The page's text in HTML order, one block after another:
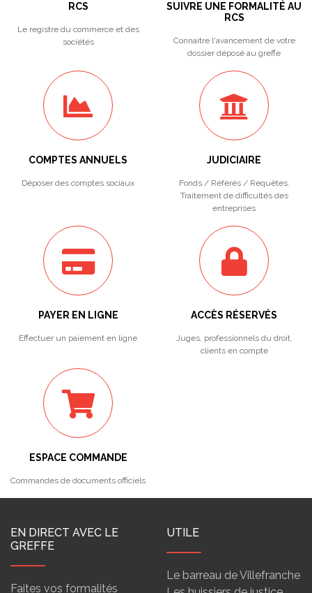
RCS
Le registre du commerce et des
sociétés
SUIVRE UNE FORMALITÉ AU
RCS
Connaitre l'avancement de votre
dossier déposé au greffe
COMPTES ANNUELS
Déposer des comptes sociaux
JUDICIAIRE
Fonds / Référés / Requêtes.
Traitement de difficultés des
entreprises
PAYER EN LIGNE
Effectuer un paiement en ligne
ACCÈS RÉSERVÉS
Juges, professionnels du droit,
clients en compte
ESPACE COMMANDE
Commandes de documents officiels
EN DIRECT AVEC LE
GREFFE
Faites vos formalités
UTILE
Le barreau de Villefranche